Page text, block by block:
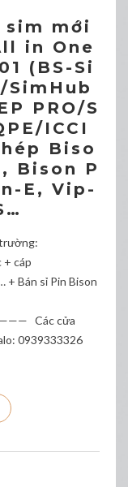
sim mới
in One
(BS-Si
SimHub
PRO/S
ICCI
Biso
Bison P
E, Vip-
+ cáp
+ Bán sỉ Pin Bison
Các cửa
0939333326